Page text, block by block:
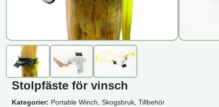
Stolpfäste för vinsch
Kategorier: Portable Winch, Skogsbruk, Tillbehör